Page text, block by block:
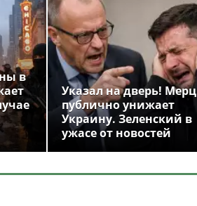
в
Указал на дверь! Мерц
публично унижает
Украину. Зеленский в
ужасе от новостей